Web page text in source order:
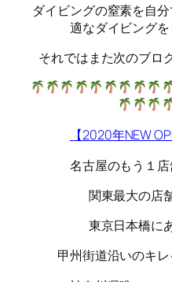
ダイビングの窒素を自
適なダイビング
それではまた次のブロ
【2020年NEW
名古屋のもう１店
関東最大の店
東京日本橋に
甲州街道沿いのキ